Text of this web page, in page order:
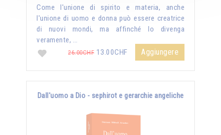
Come l'unione di spirito e materia, anche
l'unione di uomo e donna può essere creatrice
di nuovi mondi, ma affinché lo divenga
veramente, …
26.00CHF 13.00CHF Aggiungere
Dall'uomo a Dio - sephirot e gerarchie angeliche